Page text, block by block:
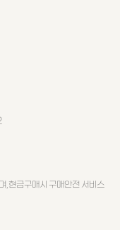
, 현금구매시 구매안전 서비스